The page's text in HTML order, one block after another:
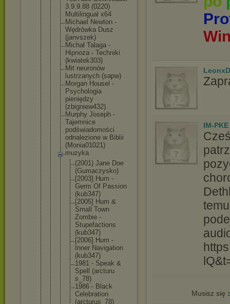
3.9.9.88 (0220)
Multilingua l x64
Michael Newton -
Wędrówka Dusz
(janvszek)
Michał Talaga -
Hipnoza - Techniki
(kwiatek303)
Mit neuronów
lustrzanych (sapw)
Morgan Housel -
Psychologia
pieniędzy
(zbigniew432)
Murphy Joseph -
Tajemnice
podświadomości
odnalezione w Biblii
(Monia01021)
muzyka
(2001) Jane Doe
(Gumaczysko)
[2003] Hum -
Germ Of Passion
(kub347)
[2005] Hum &
Small Town
Zombie -
Stupefactions
(kub347)
[2006] Hum ‎-
Inner Navigation
(kub347)
1981 - Speak &
Spell (arcturu
s_78)
1986 - Black
Celebration
(arcturus_78)
IM-PKE
Musisz się